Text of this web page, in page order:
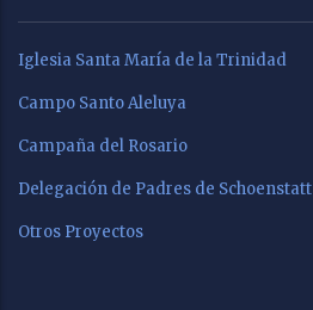
Iglesia Santa María de la Trinidad
Campo Santo Aleluya
Campaña del Rosario
Delegación de Padres de Schoenstatt
Otros Proyectos